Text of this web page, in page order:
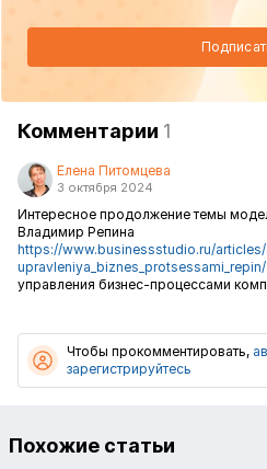
Комментарии 1
Елена Питомцева
3 октября 2024
Интересное продолжение темы
Владимир Репина
https://www.businessstudio.ru/articles/
upravleniya_biznes_protsessami_repin/
управления бизнес-процессами
Чтобы прокомментировать,
зарегистрируйтесь
Похожие статьи